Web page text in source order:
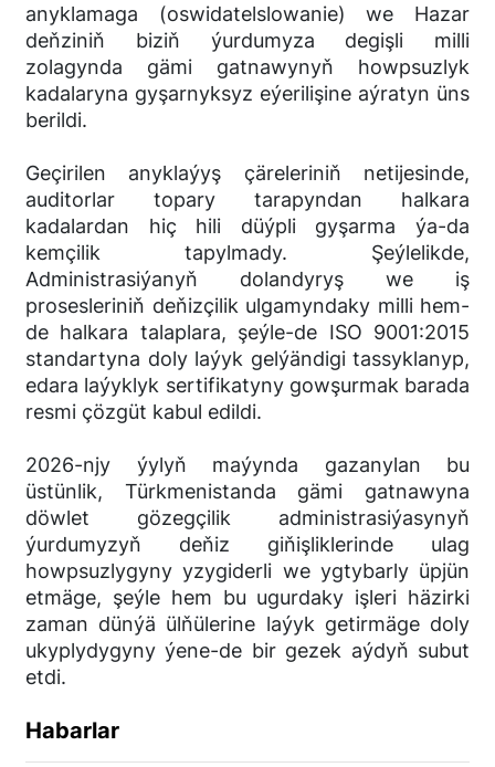
anyklamaga (oswidatelslowanie) we Hazar
deňziniň biziň ýurdumyza degişli milli
zolagynda gämi gatnawynyň howpsuzlyk
kadalaryna gyşarnyksyz eýerilişine aýratyn üns
berildi.
Geçirilen anyklaýyş çäreleriniň netijesinde,
auditorlar topary tarapyndan halkara
kadalardan hiç hili düýpli gyşarma ýa-da
kemçilik tapylmady. Şeýlelikde,
Administrasiýanyň dolandyryş we iş
prosesleriniň deňizçilik ulgamyndaky milli hem-
de halkara talaplara, şeýle-de ISO 9001:2015
standartyna doly laýyk gelýändigi tassyklanyp,
edara laýyklyk sertifikatyny gowşurmak barada
resmi çözgüt kabul edildi.
2026-njy ýylyň maýynda gazanylan bu
üstünlik, Türkmenistanda gämi gatnawyna
döwlet gözegçilik administrasiýasynyň
ýurdumyzyň deňiz giňişliklerinde ulag
howpsuzlygyny yzygiderli we ygtybarly üpjün
etmäge, şeýle hem bu ugurdaky işleri häzirki
zaman dünýä ülňülerine laýyk getirmäge doly
ukyplydygyny ýene-de bir gezek aýdyň subut
etdi.
Habarlar